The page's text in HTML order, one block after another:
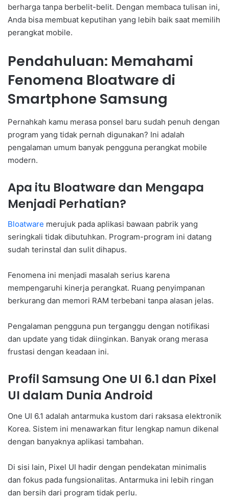
berharga tanpa berbelit-belit. Dengan membaca tulisan ini,
Anda bisa membuat keputihan yang lebih baik saat memilih
perangkat mobile.
Pendahuluan: Memahami
Fenomena Bloatware di
Smartphone Samsung
Pernahkah kamu merasa ponsel baru sudah penuh dengan
program yang tidak pernah digunakan? Ini adalah
pengalaman umum banyak pengguna perangkat mobile
modern.
Apa itu Bloatware dan Mengapa
Menjadi Perhatian?
Bloatware merujuk pada aplikasi bawaan pabrik yang
seringkali tidak dibutuhkan. Program-program ini datang
sudah terinstal dan sulit dihapus.
Fenomena ini menjadi masalah serius karena
mempengaruhi kinerja perangkat. Ruang penyimpanan
berkurang dan memori RAM terbebani tanpa alasan jelas.
Pengalaman pengguna pun terganggu dengan notifikasi
dan update yang tidak diinginkan. Banyak orang merasa
frustasi dengan keadaan ini.
Profil Samsung One UI 6.1 dan Pixel
UI dalam Dunia Android
One UI 6.1 adalah antarmuka kustom dari raksasa elektronik
Korea. Sistem ini menawarkan fitur lengkap namun dikenal
dengan banyaknya aplikasi tambahan.
Di sisi lain, Pixel UI hadir dengan pendekatan minimalis
dan fokus pada fungsionalitas. Antarmuka ini lebih ringan
dan bersih dari program tidak perlu.